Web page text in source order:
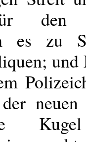
den
es zu
und